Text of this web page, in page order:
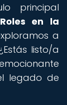
principal
en la
a
listo/a
legado de